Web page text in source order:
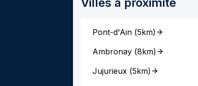
Pont-d'Ain (5km)
Ambronay (8km)
Jujurieux (5km)